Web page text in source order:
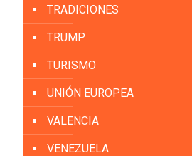
TRADICIONES
TRUMP
TURISMO
UNIÓN EUROPEA
VALENCIA
VENEZUELA